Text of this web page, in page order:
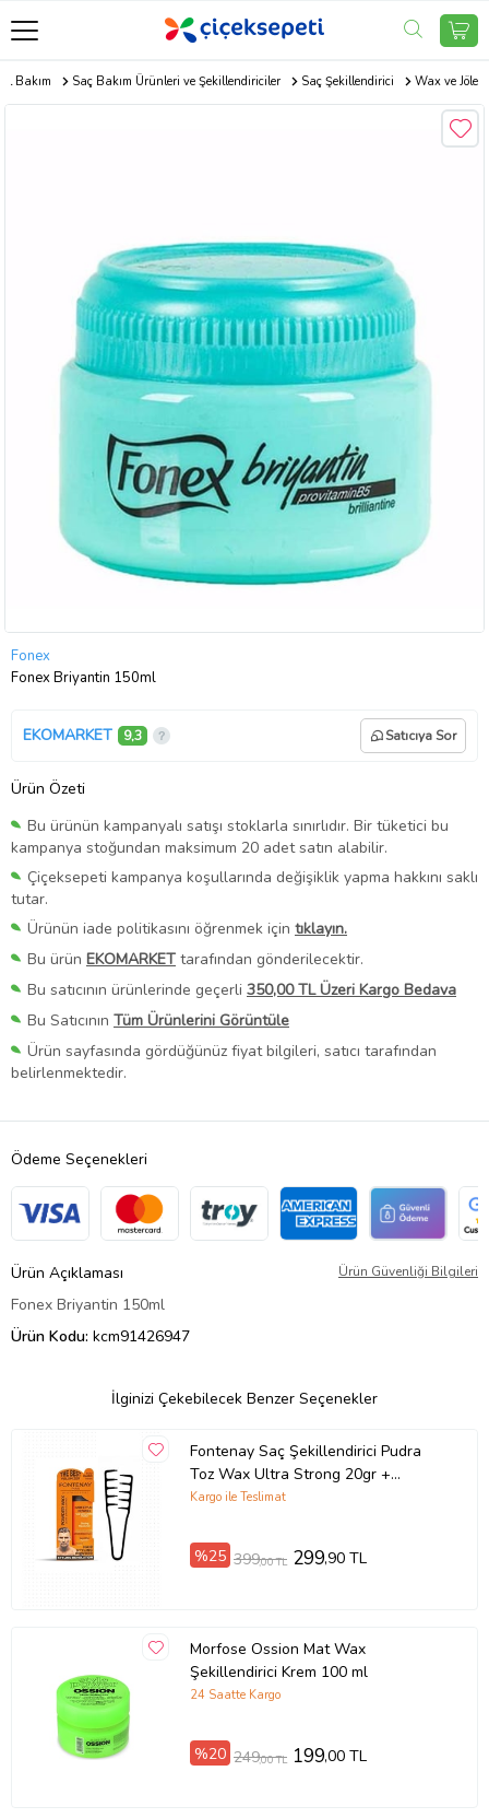
Bakım Saç Bakım Ürünleri ve Şekillendiriciler Saç Şekillendirici Wax ve Jöle
Fonex
Fonex Briyantin 150ml
EKOMARKET 9,3 Satıcıya Sor
Ürün Özeti
Bu ürünün kampanyalı satışı stoklarla sınırlıdır. Bir tüketici bu
kampanya stoğundan maksimum 20 adet satın alabilir.
Çiçeksepeti kampanya koşullarında değişiklik yapma hakkını saklı
tutar.
Ürünün iade politikasını öğrenmek için tıklayın.
Bu ürün EKOMARKET tarafından gönderilecektir.
Bu satıcının ürünlerinde geçerli 350,00 TL Üzeri Kargo Bedava
Bu Satıcının Tüm Ürünlerini Görüntüle
Ürün sayfasında gördüğünüz fiyat bilgileri, satıcı tarafından
belirlenmektedir.
Ödeme Seçenekleri
Ürün Açıklaması Ürün Güvenliği Bilgileri
Fonex Briyantin 150ml
Ürün Kodu: kcm91426947
İlginizi Çekebilecek Benzer Seçenekler
Fontenay Saç Şekillendirici Pudra
Toz Wax Ultra Strong 20gr +
Mucizevi Saç Tarağı 2'li Set
Kargo ile Teslimat
%25 399,00 TL 299,90 TL
Morfose Ossion Mat Wax
Şekillendirici Krem 100 ml
24 Saatte Kargo
%20 249,00 TL 199,00 TL